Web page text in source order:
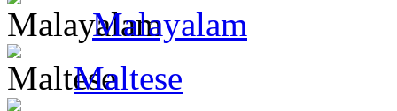
Malayalam
Maltese